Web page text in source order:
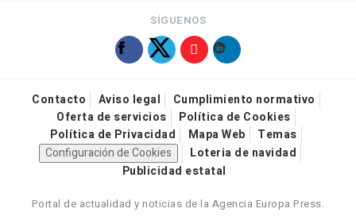
SÍGUENOS
Contacto Aviso legal
Cumplimiento normativo
Oferta de servicios
Política de Cookies
Política de Privacidad
Mapa Web
Temas
Configuración de Cookies
Loteria de navidad
Publicidad estatal
Portal de actualidad y noticias de la Agencia Europa Press.